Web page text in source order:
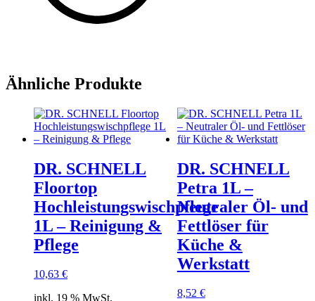
Ähnliche Produkte
DR. SCHNELL
Floortop
Hochleistungswischpflege
1L – Reinigung &
Pflege
10,63 €
inkl. 19 % MwSt.
DR. SCHNELL
Petra 1L –
Neutraler Öl- und
Fettlöser für
Küche &
Werkstatt
8,52 €